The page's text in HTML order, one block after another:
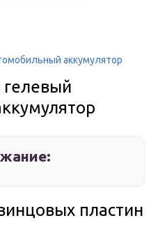
аккумулятор
гелевый
пластин